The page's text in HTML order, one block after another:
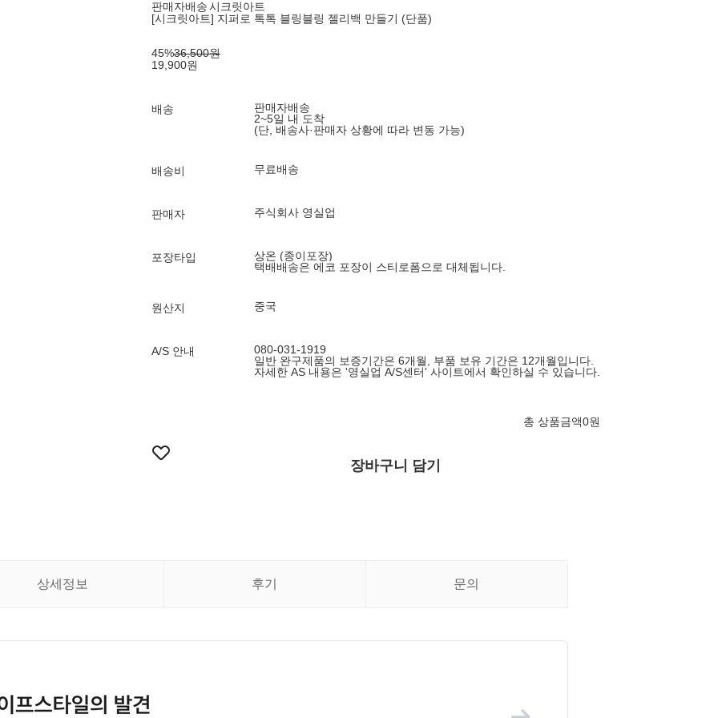
판매자배송시크릿아트
[시크릿아트] 지퍼로 톡톡 블링블링 젤리백 만들기 (단품)
45%36,500원
19,900원
배송
판매자배송
2~5일 내 도착
(단, 배송사·판매자 상황에 따라 변동 가능)
배송비 무료배송
판매자 주식회사 영실업
포장타입
상온 (종이포장)
택배배송은 에코 포장이 스티로폼으로 대체됩니다.
원산지 중국
A/S 안내
080-031-1919
일반 완구제품의 보증기간은 6개월, 부품 보유 기간은 12개월입니다.
자세한 AS 내용은 '영실업 A/S센터' 사이트에서 확인하실 수 있습니다.
총 상품금액0원
장바구니 담기
상세정보 후기 문의